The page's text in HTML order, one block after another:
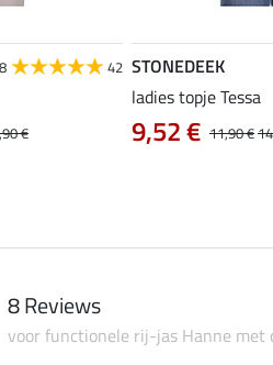
42
€
STONEDEEK
ladies topje Tessa
11,90 €
9,52 €
8 Reviews
voor functionele rij-jas Hanne met